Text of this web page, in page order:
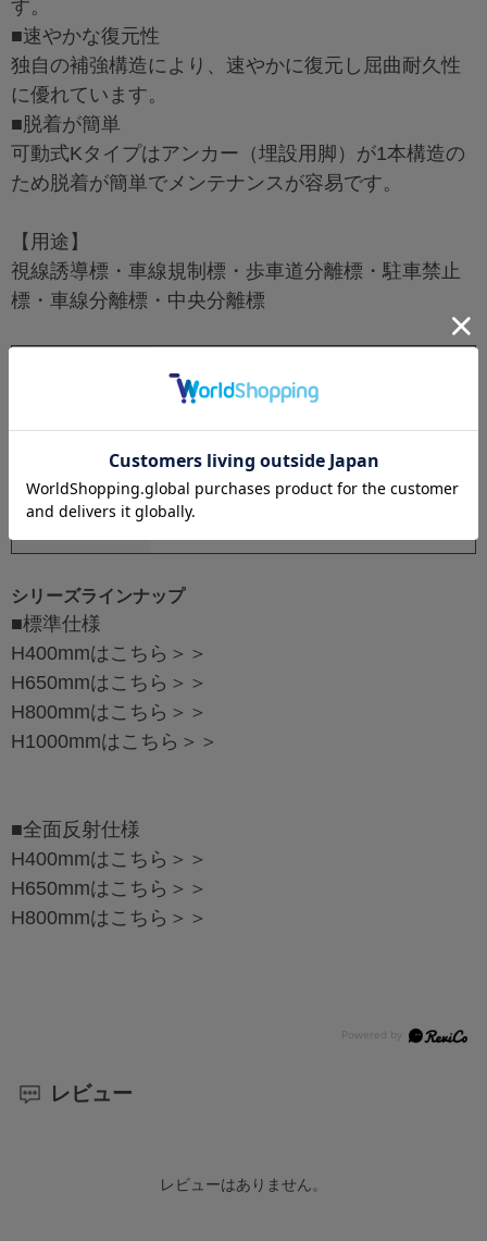
す。
■速やかな復元性
独自の補強構造により、速やかに復元し屈曲耐久性
に優れています。
■脱着が簡単
可動式Kタイプはアンカー（埋設用脚）が1本構造の
ため脱着が簡単でメンテナンスが容易です。
【用途】
視線誘導標・車線規制標・歩車道分離標・駐車禁止
標・車線分離標・中央分離標
オレンジ、緑、ダークブラウン
高さ H650mm
シリーズラインナップ
■標準仕様
H400mmは こちら＞＞
H650mmは こちら＞＞
H800mmは こちら＞＞
H1000mmは こちら＞＞
■全面反射仕様
H400mmは こちら＞＞
H650mmは こちら＞＞
H800mmは こちら＞＞
レビュー
レビューはありません。